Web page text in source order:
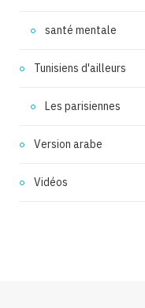
santé mentale
Tunisiens d'ailleurs
Les parisiennes
Version arabe
Vidéos